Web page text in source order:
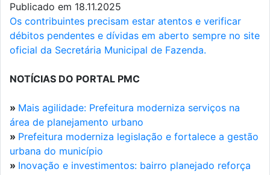
Publicado em 18.11.2025
Os contribuintes precisam estar atentos e verificar
débitos pendentes e dívidas em aberto sempre no site
oficial da Secretária Municipal de Fazenda.
NOTÍCIAS DO PORTAL PMC
» Mais agilidade: Prefeitura moderniza serviços na
área de planejamento urbano
» Prefeitura moderniza legislação e fortalece a gestão
urbana do município
» Inovação e investimentos: bairro planejado reforça